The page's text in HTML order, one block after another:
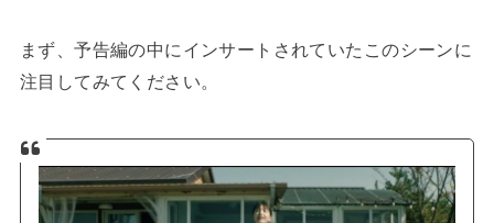
まず、予告編の中にインサートされていたこのシーンに
注目してみてください。